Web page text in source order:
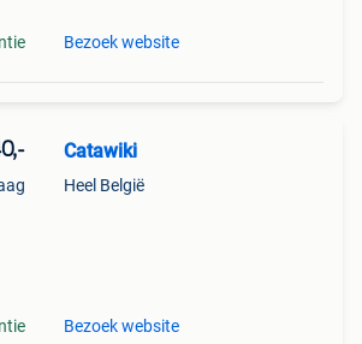
Bezoek website
Catawiki
Heel België
Bezoek website